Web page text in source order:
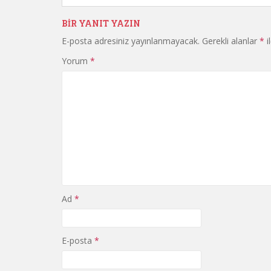
BIR YANIT YAZIN
E-posta adresiniz yayınlanmayacak. Gerekli alanlar *
Yorum *
Ad *
E-posta *